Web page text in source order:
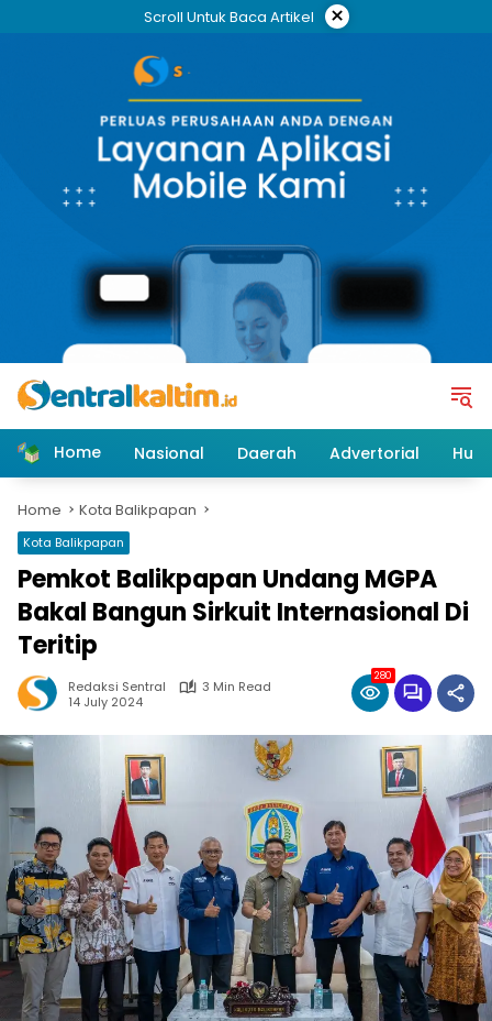
Scroll Untuk Baca Artikel ×
Home Nasional Daerah Advertorial
Home Kota Balikpapan
Kota Balikpapan
Pemkot Balikpapan Undang MGPA
Bakal Bangun Sirkuit Internasional Di
Teritip
Redaksi Sentral
3 Min Read
14 July 2024
280